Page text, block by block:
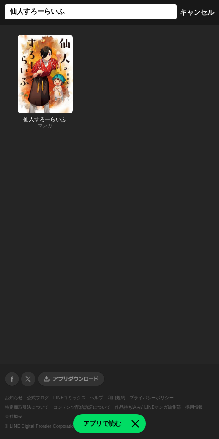
アプリで読む
仙人すろーらいふ
マンガ
お知らせ 公式ブログ LINEコミックス ヘルプ 利用規約
プライバシーポリシー
特定商取引法について
コンテンツ配信許諾について 作品持ち込み/ LINEマンガ編集部
採用情報
会社概要
© LINE Digital Frontier Corporation